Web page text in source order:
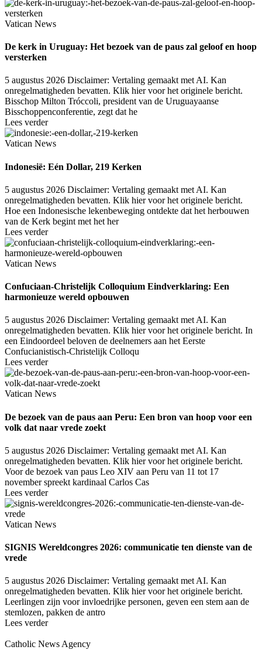
Vatican News
De kerk in Uruguay: Het bezoek van de paus zal geloof en hoop
versterken
5 augustus 2026 Disclaimer: Vertaling gemaakt met AI. Kan
onregelmatigheden bevatten. Klik hier voor het originele bericht.
Bisschop Milton Tróccoli, president van de Uruguayaanse
Bisschoppenconferentie, zegt dat he
Lees verder
Vatican News
Indonesië: Eén Dollar, 219 Kerken
5 augustus 2026 Disclaimer: Vertaling gemaakt met AI. Kan
onregelmatigheden bevatten. Klik hier voor het originele bericht.
Hoe een Indonesische lekenbeweging ontdekte dat het herbouwen
van de Kerk begint met het her
Lees verder
Vatican News
Confuciaan-Christelijk Colloquium Eindverklaring: Een
harmonieuze wereld opbouwen
5 augustus 2026 Disclaimer: Vertaling gemaakt met AI. Kan
onregelmatigheden bevatten. Klik hier voor het originele bericht. In
een Eindoordeel beloven de deelnemers aan het Eerste
Confucianistisch-Christelijk Colloqu
Lees verder
Vatican News
De bezoek van de paus aan Peru: Een bron van hoop voor een
volk dat naar vrede zoekt
5 augustus 2026 Disclaimer: Vertaling gemaakt met AI. Kan
onregelmatigheden bevatten. Klik hier voor het originele bericht.
Voor de bezoek van paus Leo XIV aan Peru van 11 tot 17
november spreekt kardinaal Carlos Cas
Lees verder
Vatican News
SIGNIS Wereldcongres 2026: communicatie ten dienste van de
vrede
5 augustus 2026 Disclaimer: Vertaling gemaakt met AI. Kan
onregelmatigheden bevatten. Klik hier voor het originele bericht.
Leerlingen zijn voor invloedrijke personen, geven een stem aan de
stemlozen, pakken de antro
Lees verder
Catholic News Agency